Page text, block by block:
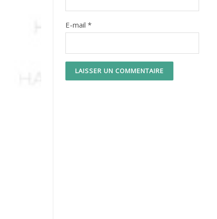
E-mail *